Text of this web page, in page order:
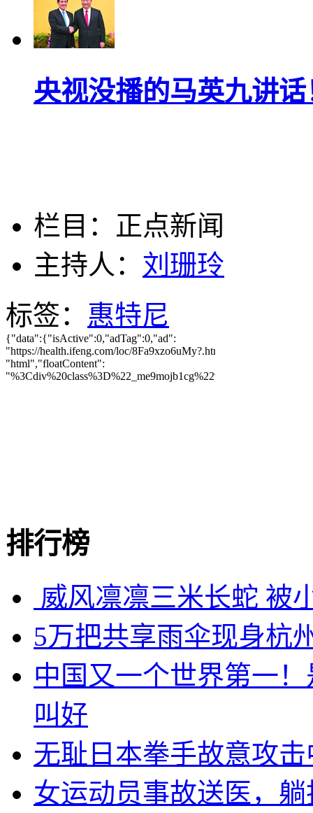
央视没播的马英九讲
栏目：正点新闻
主持人： 刘珊玲
标签： 惠特尼
排行榜
威风凛凛三米长蛇 被
5万把共享雨伞现身杭
中国又一个世界第一
叫好
无耻日本拳手故意攻
女运动员事故送医，